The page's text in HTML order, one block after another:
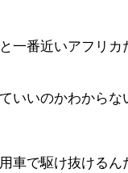
一番近いアフリカ
いいのかわからな
車で駆け抜けるん